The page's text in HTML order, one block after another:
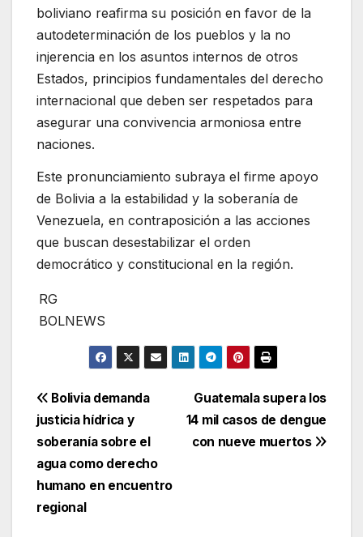
boliviano reafirma su posición en favor de la
autodeterminación de los pueblos y la no
injerencia en los asuntos internos de otros
Estados, principios fundamentales del derecho
internacional que deben ser respetados para
asegurar una convivencia armoniosa entre
naciones.
Este pronunciamiento subraya el firme apoyo
de Bolivia a la estabilidad y la soberanía de
Venezuela, en contraposición a las acciones
que buscan desestabilizar el orden
democrático y constitucional en la región.
RG
BOLNEWS
Navegación
de
entradas
Guatemala supera los
14 mil casos de dengue
con nueve muertos
Bolivia demanda
justicia hídrica y
soberanía sobre el
agua como derecho
humano en encuentro
regional